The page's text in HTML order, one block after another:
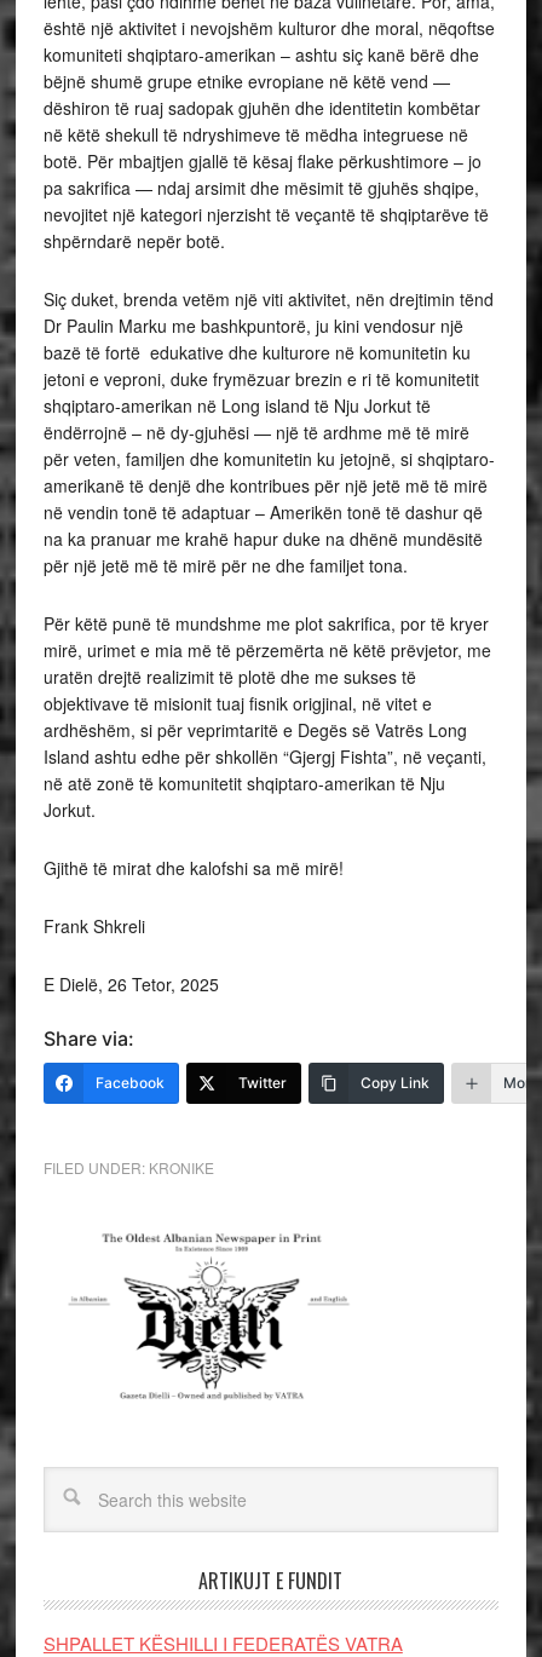
është një aktivitet i nevojshëm kulturor dhe moral, nëqoftse
komuniteti shqiptaro-amerikan – ashtu siç kanë bërë dhe
bëjnë shumë grupe etnike evropiane në këtë vend —
dëshiron të ruaj sadopak gjuhën dhe identitetin kombëtar
në këtë shekull të ndryshimeve të mëdha integruese në
botë. Për mbajtjen gjallë të kësaj flake përkushtimore – jo
pa sakrifica — ndaj arsimit dhe mësimit të gjuhës shqipe,
nevojitet një kategori njerzisht të veçantë të shqiptarëve të
shpërndarë nepër botë.
Siç duket, brenda vetëm një viti aktivitet, nën drejtimin tënd
Dr Paulin Marku me bashkpuntorë, ju kini vendosur një
bazë të fortë edukative dhe kulturore në komunitetin ku
jetoni e veproni, duke frymëzuar brezin e ri të komunitetit
shqiptaro-amerikan në Long island të Nju Jorkut të
ëndërrojnë – në dy-gjuhësi — një të ardhme më të mirë
për veten, familjen dhe komunitetin ku jetojnë, si shqiptaro-
amerikanë të denjë dhe kontribues për një jetë më të mirë
në vendin tonë të adaptuar – Amerikën tonë të dashur që
na ka pranuar me krahë hapur duke na dhënë mundësitë
për një jetë më të mirë për ne dhe familjet tona.
Për këtë punë të mundshme me plot sakrifica, por të kryer
mirë, urimet e mia më të përzemërta në këtë prëvjetor, me
uratën drejtë realizimit të plotë dhe me sukses të
objektivave të misionit tuaj fisnik origjinal, në vitet e
ardhëshëm, si për veprimtaritë e Degës së Vatrës Long
Island ashtu edhe për shkollën “Gjergj Fishta”, në veçanti,
në atë zonë të komunitetit shqiptaro-amerikan të Nju
Jorkut.
Gjithë të mirat dhe kalofshi sa më mirë!
Frank Shkreli
E Dielë, 26 Tetor, 2025
Share via:
Facebook Twitter Copy Link More
FILED UNDER: KRONIKE
ARTIKUJT E FUNDIT
SHPALLET KËSHILLI I FEDERATËS VATRA